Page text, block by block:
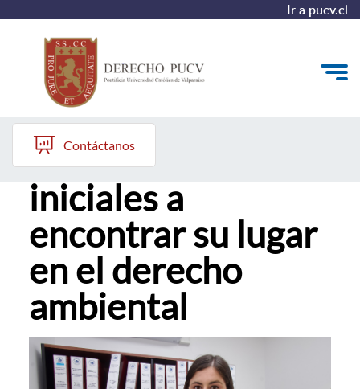
Ir a pucv.cl
Quiénes somos
Estudiantes y Admisión
Postgrados y Formación Continua
Investigación y Biblioteca
Vinculación con el Medio y Alumni
Contáctanos
Karen Lindh Allen, Alumni Derecho PUCV
De las dudas
iniciales a
encontrar su lugar
en el derecho
ambiental